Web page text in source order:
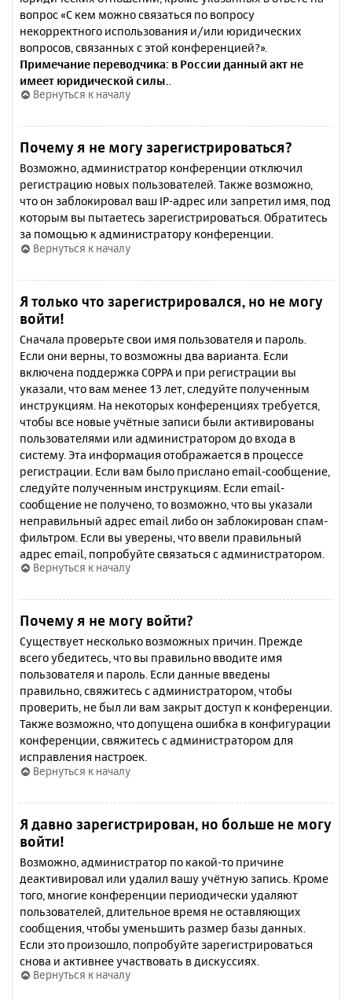
вопрос «С кем можно связаться по вопросу
некорректного использования и/или юридических
вопросов, связанных с этой конференцией?».
Примечание переводчика: в России данный акт не
имеет юридической силы.
Вернуться к началу
Почему я не могу зарегистрироваться?
Возможно, администратор конференции отключил
регистрацию новых пользователей. Также возможно,
что он заблокировал ваш IP-адрес или запретил имя, под
которым вы пытаетесь зарегистрироваться. Обратитесь
за помощью к администратору конференции.
Вернуться к началу
Я только что зарегистрировался, но не могу
войти!
Сначала проверьте свои имя пользователя и пароль.
Если они верны, то возможны два варианта. Если
включена поддержка COPPA и при регистрации вы
указали, что вам менее 13 лет, следуйте полученным
инструкциям. На некоторых конференциях требуется,
чтобы все новые учётные записи были активированы
пользователями или администратором до входа в
систему. Эта информация отображается в процессе
регистрации. Если вам было прислано email-сообщение,
следуйте полученным инструкциям. Если email-
сообщение не получено, то возможно, что вы указали
неправильный адрес email либо он заблокирован спам-
фильтром. Если вы уверены, что ввели правильный
адрес email, попробуйте связаться с администратором.
Вернуться к началу
Почему я не могу войти?
Существует несколько возможных причин. Прежде
всего убедитесь, что вы правильно вводите имя
пользователя и пароль. Если данные введены
правильно, свяжитесь с администратором, чтобы
проверить, не был ли вам закрыт доступ к конференции.
Также возможно, что допущена ошибка в конфигурации
конференции, свяжитесь с администратором для
исправления настроек.
Вернуться к началу
Я давно зарегистрирован, но больше не могу
войти!
Возможно, администратор по какой-то причине
деактивировал или удалил вашу учётную запись. Кроме
того, многие конференции периодически удаляют
пользователей, длительное время не оставляющих
сообщения, чтобы уменьшить размер базы данных.
Если это произошло, попробуйте зарегистрироваться
снова и активнее участвовать в дискуссиях.
Вернуться к началу